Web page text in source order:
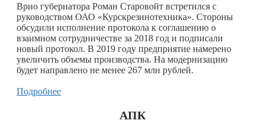
Врио губернатора Роман Старовойт встретился с
руководством ОАО «Курскрезинотехника». Стороны
обсудили исполнение протокола к соглашению о
взаимном сотрудничестве за 2018 год и подписали
новый протокол. В 2019 году предприятие намерено
увеличить объемы производства. На модернизацию
будет направлено не менее 267 млн рублей.
Подробнее
АПК